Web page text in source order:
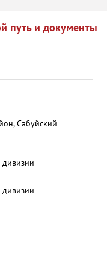
путь и документы
Сабуйский